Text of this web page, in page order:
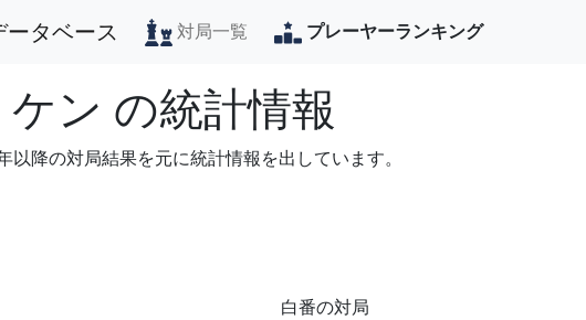
タベース 対局一覧 プレーヤーランキング
ン の統計情報
降の対局結果を元に統計情報を出しています。
白番の対局